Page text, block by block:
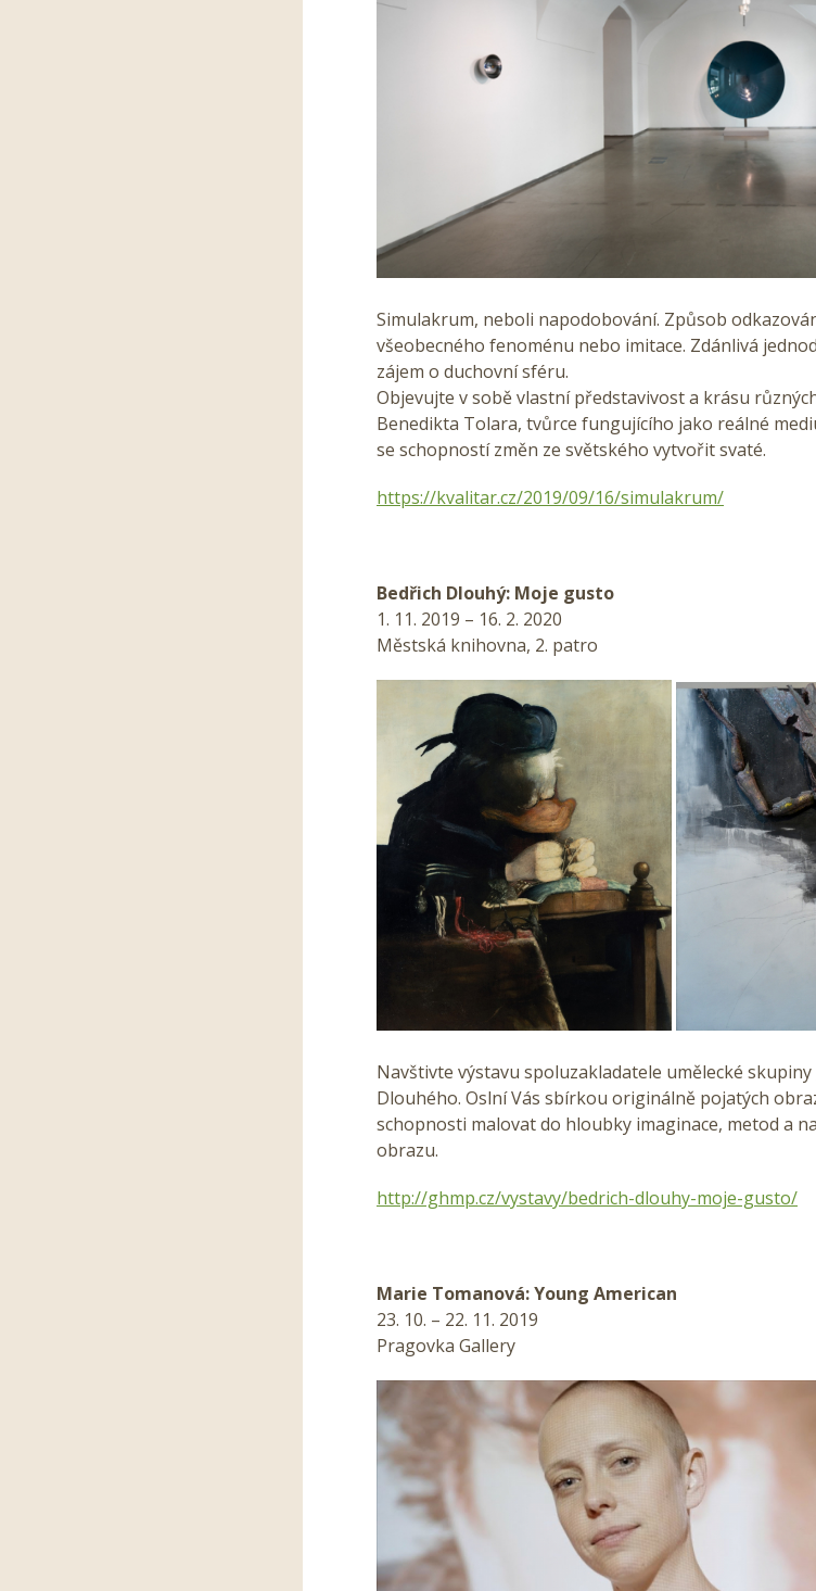
Simulakrum, neboli napodobování. Způsob
všeobecného fenoménu nebo imitace. Zdánlivá
zájem o duchovní sféru.
Objevujte v sobě vlastní představivost a krásu
Benedikta Tolara, tvůrce fungujícího jako reálné
se schopností změn ze světského vytvořit svaté.
https://kvalitar.cz/2019/09/16/simulakrum/
Bedřich Dlouhý: Moje gusto
1. 11. 2019 – 16. 2. 2020
Městská knihovna, 2. patro
Navštivte výstavu spoluzakladatele umělecké skupiny
Dlouhého. Oslní Vás sbírkou originálně pojatých
schopnosti malovat do hloubky imaginace, metod a
obrazu.
http://ghmp.cz/vystavy/bedrich-dlouhy-moje-gusto/
Marie Tomanová: Young American
23. 10. – 22. 11. 2019
Pragovka Gallery